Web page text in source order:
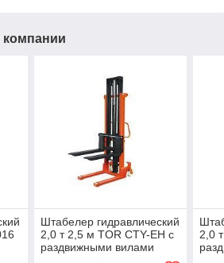
Штабелер гидравлический
2,0 т 2,5 м TOR CTY-EH с
раздвижными вилами
2,0